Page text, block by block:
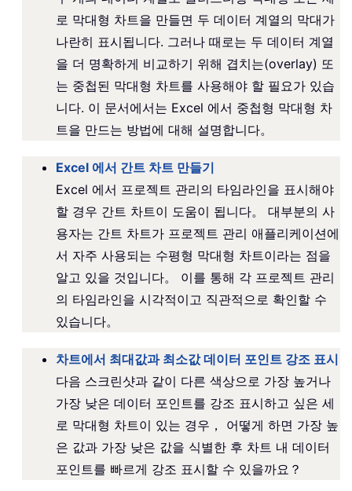
로 막대형 차트을 만들면 두 데이터 계열의 막대가
나란히 표시됩니다. 그러나 때로는 두 데이터 계열
을 더 명확하게 비교하기 위해 겹치는(overlay) 또
는 중첩된 막대형 차트를 사용해야 할 필요가 있습
니다. 이 문서에서는 Excel 에서 중첩형 막대형 차
트을 만드는 방법에 대해 설명합니다。
Excel 에서 간트 차트 만들기
Excel 에서 프로젝트 관리의 타임라인을 표시해야
할 경우 간트 차트이 도움이 됩니다。 대부분의 사
용자는 간트 차트가 프로젝트 관리 애플리케이션에
서 자주 사용되는 수평형 막대형 차트이라는 점을
알고 있을 것입니다。 이를 통해 각 프로젝트 관리
의 타임라인을 시각적이고 직관적으로 확인할 수
있습니다。
차트에서 최대값과 최소값 데이터 포인트 강조 표시
다음 스크린샷과 같이 다른 색상으로 가장 높거나
가장 낮은 데이터 포인트를 강조 표시하고 싶은 세
로 막대형 차트이 있는 경우， 어떻게 하면 가장 높
은 값과 가장 낮은 값을 식별한 후 차트 내 데이터
포인트를 빠르게 강조 표시할 수 있을까요？